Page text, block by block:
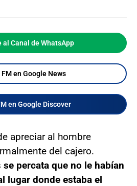
al Canal de WhatsApp
FM en Google News
en Google Discover
apreciar al hombre
del cajero.
se percata que no le habían
lugar donde estaba el